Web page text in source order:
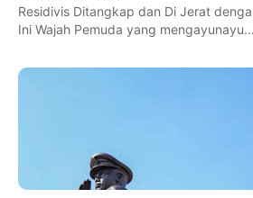
Residivis Ditangkap dan Di Jerat
Ini Wajah Pemuda yang mengayunayu…